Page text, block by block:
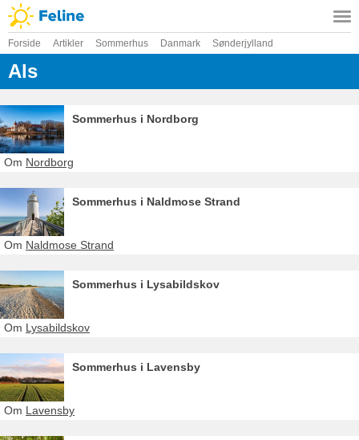
Forside Artikler Sommerhus Danmark Sønderjylland
Als
Sommerhus i Nordborg
Om Nordborg
Sommerhus i Naldmose Strand
Om Naldmose Strand
Sommerhus i Lysabildskov
Om Lysabildskov
Sommerhus i Lavensby
Om Lavensby